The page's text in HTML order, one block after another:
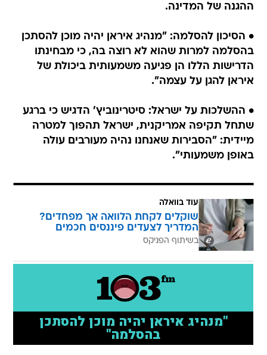
ההגנה של המדינה.
• הסיכון להסלמה: "מנהיג איראן יהיה מוכן להסתכן
בהסלמה למרות שהוא לא רוצה בה, כי מבחינתו
הדרישות הללו הן פגיעה משמעותית ביכולת של
איראן להגן על עצמה".
• ההשלכות על ישראל: סיטרינוביץ' הדגיש כי ברגע
שתחל תקיפה אמריקנית, ישראל תהפוך למטרה
מיידית: "הסבירות שאנחנו נהיה מעורבים עולה
באופן משמעותי".
עוד בוואלה
שוקלים לקחת הלוואה אך מפחדים?
המדריך לצעדים פיננסים חכמים
בשיתוף הפניקס